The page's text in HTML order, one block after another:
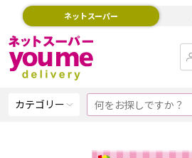
ネットスーパー
カテゴリー